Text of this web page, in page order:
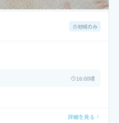
地域のみ
16:00頃
詳細を見る